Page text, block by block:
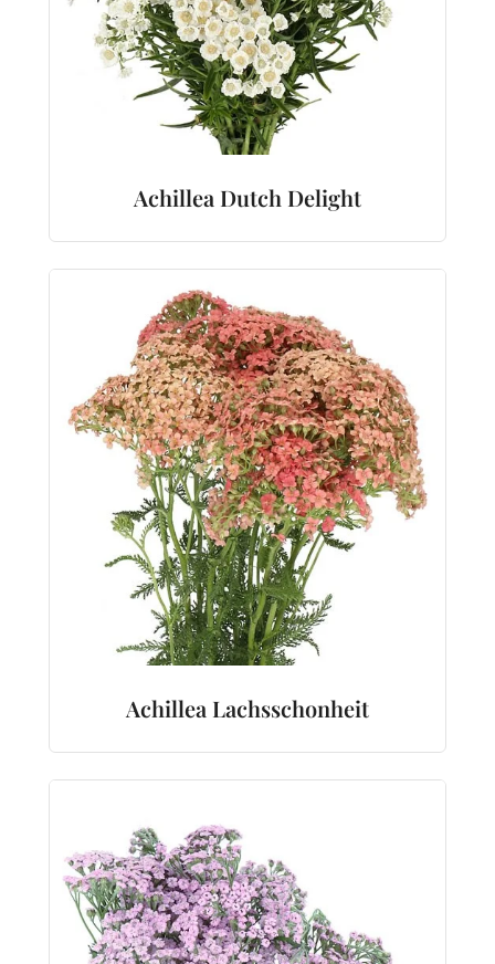
Achillea Dutch Delight
Achillea Lachsschonheit